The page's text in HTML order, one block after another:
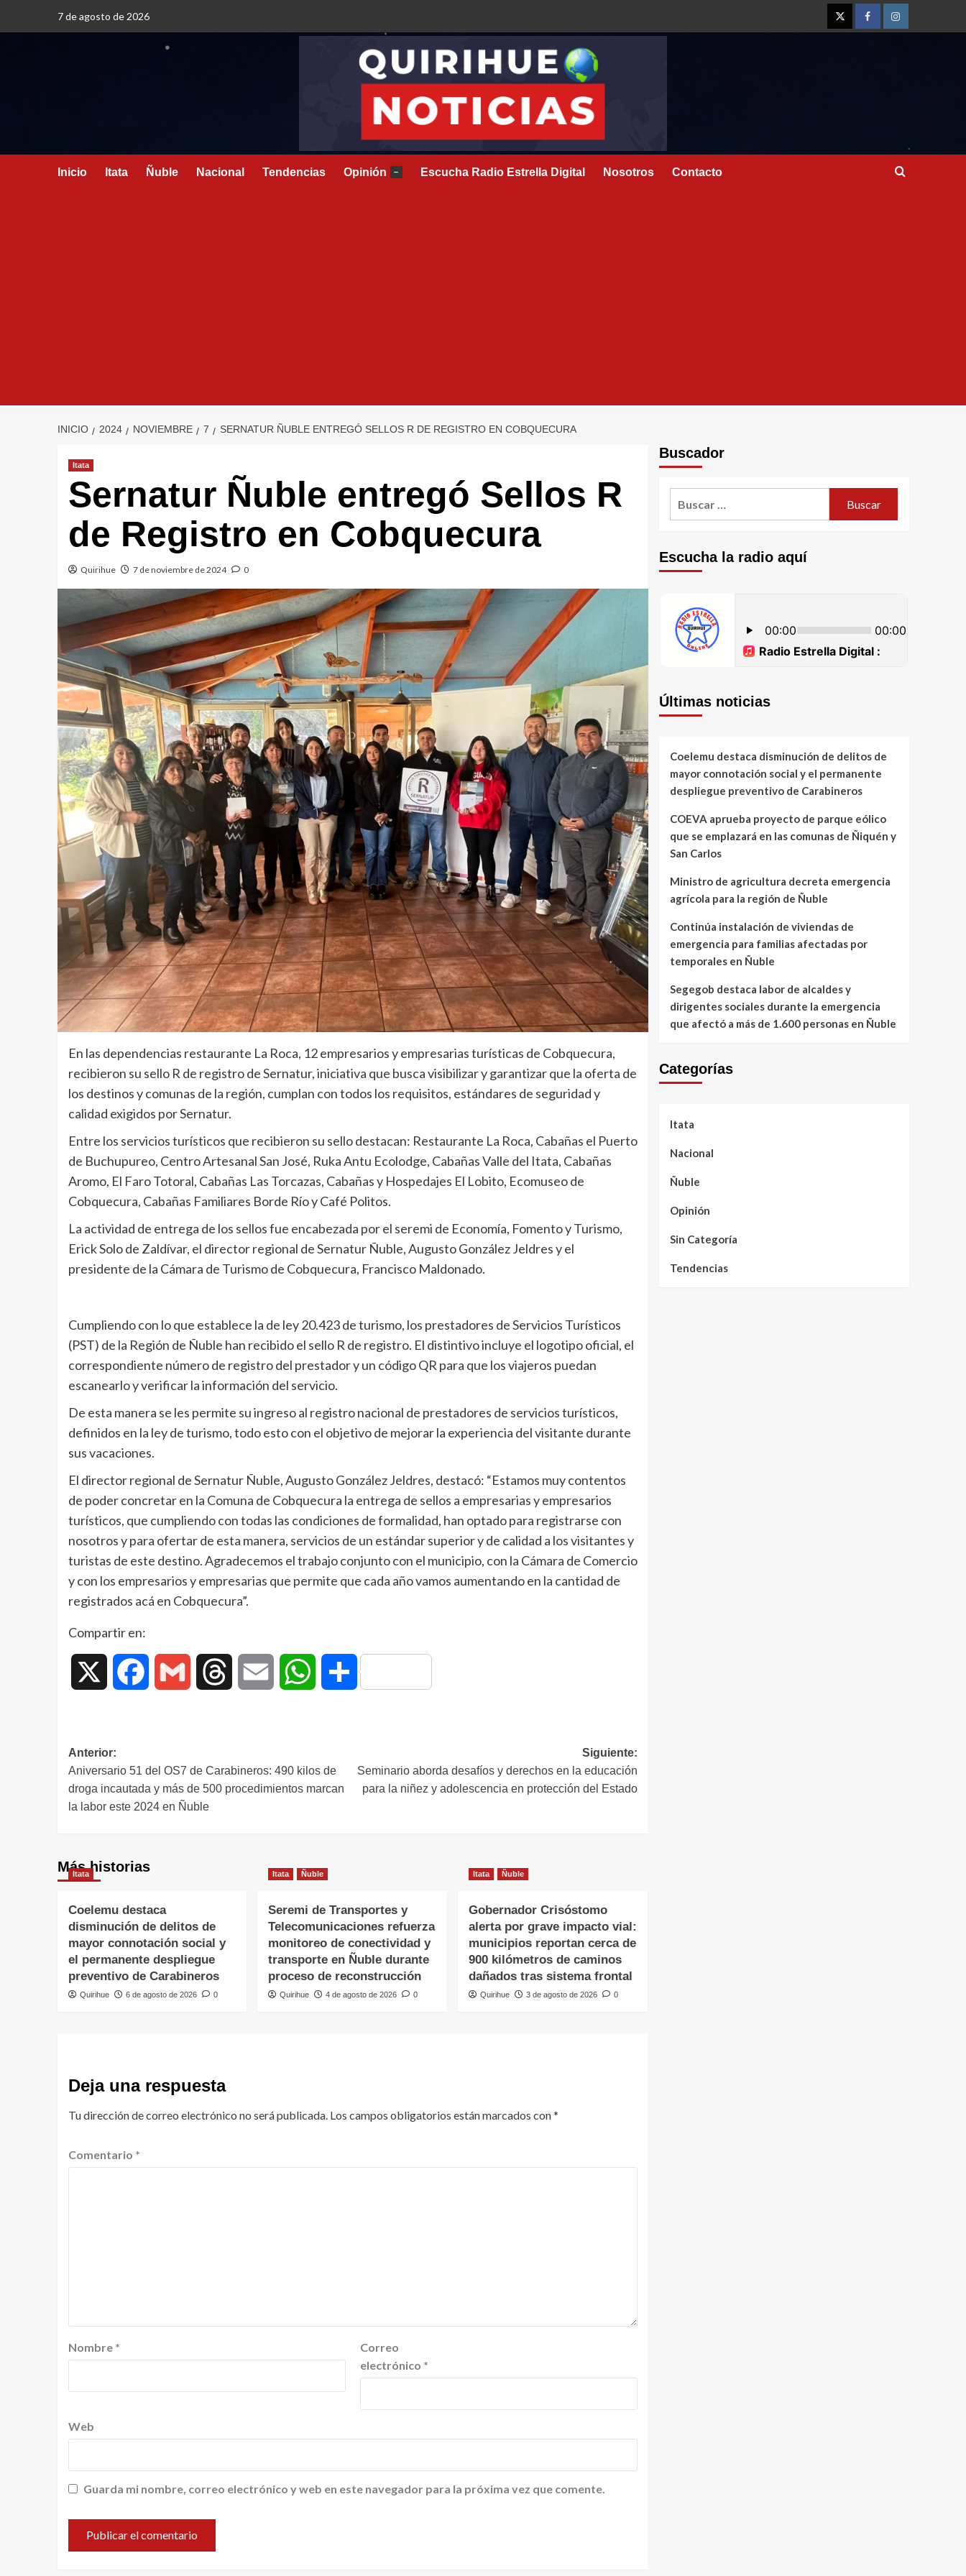
7 de agosto de 2026
Inicio Itata Ñuble Nacional Tendencias Opinión – Escucha Radio Estrella Digital Nosotros Contacto
INICIO 2024 NOVIEMBRE 7 SERNATUR ÑUBLE ENTREGÓ SELLOS R DE REGISTRO EN COBQUECURA
Itata
Sernatur Ñuble entregó Sellos R
de Registro en Cobquecura
Quirihue 7 de noviembre de 2024 0
En las dependencias restaurante La Roca, 12 empresarios y empresarias turísticas de Cobquecura,
recibieron su sello R de registro de Sernatur, iniciativa que busca visibilizar y garantizar que la oferta de
los destinos y comunas de la región, cumplan con todos los requisitos, estándares de seguridad y
calidad exigidos por Sernatur.
Entre los servicios turísticos que recibieron su sello destacan: Restaurante La Roca, Cabañas el Puerto
de Buchupureo, Centro Artesanal San José, Ruka Antu Ecolodge, Cabañas Valle del Itata, Cabañas
Aromo, El Faro Totoral, Cabañas Las Torcazas, Cabañas y Hospedajes El Lobito, Ecomuseo de
Cobquecura, Cabañas Familiares Borde Río y Café Politos.
La actividad de entrega de los sellos fue encabezada por el seremi de Economía, Fomento y Turismo,
Erick Solo de Zaldívar, el director regional de Sernatur Ñuble, Augusto González Jeldres y el
presidente de la Cámara de Turismo de Cobquecura, Francisco Maldonado.
Cumpliendo con lo que establece la de ley 20.423 de turismo, los prestadores de Servicios Turísticos
(PST) de la Región de Ñuble han recibido el sello R de registro. El distintivo incluye el logotipo oficial, el
correspondiente número de registro del prestador y un código QR para que los viajeros puedan
escanearlo y verificar la información del servicio.
De esta manera se les permite su ingreso al registro nacional de prestadores de servicios turísticos,
definidos en la ley de turismo, todo esto con el objetivo de mejorar la experiencia del visitante durante
sus vacaciones.
El director regional de Sernatur Ñuble, Augusto González Jeldres, destacó: “Estamos muy contentos
de poder concretar en la Comuna de Cobquecura la entrega de sellos a empresarias y empresarios
turísticos, que cumpliendo con todas las condiciones de formalidad, han optado para registrarse con
nosotros y para ofertar de esta manera, servicios de un estándar superior y de calidad a los visitantes y
turistas de este destino. Agradecemos el trabajo conjunto con el municipio, con la Cámara de Comercio
y con los empresarios y empresarias que permite que cada año vamos aumentando en la cantidad de
registrados acá en Cobquecura”.
Compartir en:
Facebook Gmail Threads Email WhatsAppCompartir
Anterior:
Aniversario 51 del OS7 de Carabineros: 490 kilos de
droga incautada y más de 500 procedimientos marcan
la labor este 2024 en Ñuble
Siguiente:
Seminario aborda desafíos y derechos en la educación
para la niñez y adolescencia en protección del Estado
Más historias
Itata
Coelemu destaca
disminución de delitos de
mayor connotación social y
el permanente despliegue
preventivo de Carabineros
Quirihue 6 de agosto de 2026 0
Itata Ñuble
Seremi de Transportes y
Telecomunicaciones refuerza
monitoreo de conectividad y
transporte en Ñuble durante
proceso de reconstrucción
Quirihue 4 de agosto de 2026 0
Itata Ñuble
Gobernador Crisóstomo
alerta por grave impacto vial:
municipios reportan cerca de
900 kilómetros de caminos
dañados tras sistema frontal
Quirihue 3 de agosto de 2026 0
Deja una respuesta
Tu dirección de correo electrónico no será publicada. Los campos obligatorios están marcados con*
Comentario *
Nombre *
Correo
electrónico *
Web
Guarda mi nombre, correo electrónico y web en este navegador para la próxima vez que comente.
Buscador
Escucha la radio aquí
Últimas noticias
Coelemu destaca disminución de delitos de
mayor connotación social y el permanente
despliegue preventivo de Carabineros
COEVA aprueba proyecto de parque eólico
que se emplazará en las comunas de Ñiquén y
San Carlos
Ministro de agricultura decreta emergencia
agrícola para la región de Ñuble
Continúa instalación de viviendas de
emergencia para familias afectadas por
temporales en Ñuble
Segegob destaca labor de alcaldes y
dirigentes sociales durante la emergencia
que afectó a más de 1.600 personas en Ñuble
Categorías
Itata
Nacional
Ñuble
Opinión
Sin Categoría
Tendencias